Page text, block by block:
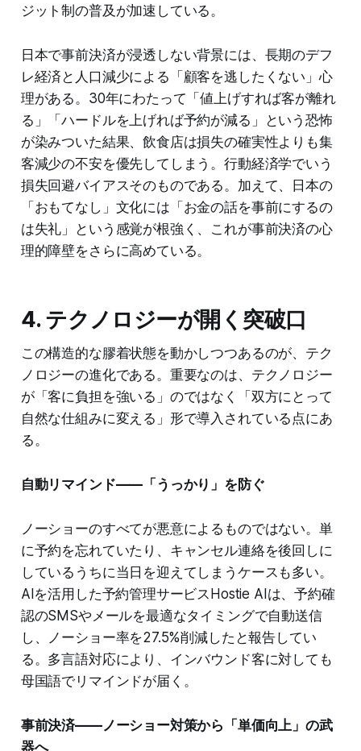
ジット制の普及が加速している。
日本で事前決済が浸透しない背景には、長期のデフ
レ経済と人口減少による「顧客を逃したくない」心
理がある。30年にわたって「値上げすれば客が離れ
る」「ハードルを上げれば予約が減る」という恐怖
が染みついた結果、飲食店は損失の確実性よりも集
客減少の不安を優先してしまう。行動経済学でいう
損失回避バイアスそのものである。加えて、日本の
「おもてなし」文化には「お金の話を事前にするの
は失礼」という感覚が根強く、これが事前決済の心
理的障壁をさらに高めている。
4. テクノロジーが開く突破口
この構造的な膠着状態を動かしつつあるのが、テク
ノロジーの進化である。重要なのは、テクノロジー
が「客に負担を強いる」のではなく「双方にとって
自然な仕組みに変える」形で導入されている点にあ
る。
自動リマインド——「うっかり」を防ぐ
ノーショーのすべてが悪意によるものではない。単
に予約を忘れていたり、キャンセル連絡を後回しに
しているうちに当日を迎えてしまうケースも多い。
AIを活用した予約管理サービスHostie AIは、予約確
認のSMSやメールを最適なタイミングで自動送信
し、ノーショー率を27.5%削減したと報告してい
る。多言語対応により、インバウンド客に対しても
母国語でリマインドが届く。
事前決済——ノーショー対策から「単価向上」の武
器へ